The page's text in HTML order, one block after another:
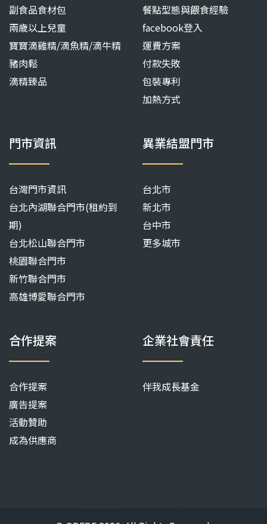
副食品食材包
兩歲以上兒童
寶寶滴雞精/滴魚精/滴牛精
豬肉鬆
滴精臻品
餐點型態與餵食經驗
facebook登入
運費方案
付款失敗
包裝專利
加熱方式
門市資訊
台灣門市資訊
台北內湖聯合門市(租約到
期)
台北松山聯合門市
桃園聯合門市
新竹聯合門市
高雄博愛聯合門市
異業結盟門市
台北市
新北市
台中市
更多城市
合作提案
合作提案
廣告提案
活動贊助
成為供應商
企業社會責任
伴我成長基金